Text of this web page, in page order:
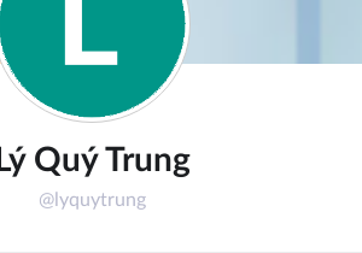
Lý Quý Trung
@lyquytrung